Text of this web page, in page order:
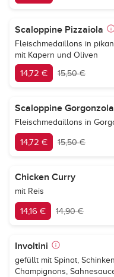
Scaloppine Pizzaiola
Fleischmedaillons in
mit Kapern und Oliven
14,72 € 15,50 €
Scaloppine Gorgonzola
Fleischmedaillons in
14,72 € 15,50 €
Chicken Curry
mit Reis
14,16 € 14,90 €
Involtini
gefüllt mit Spinat,
Champignons,